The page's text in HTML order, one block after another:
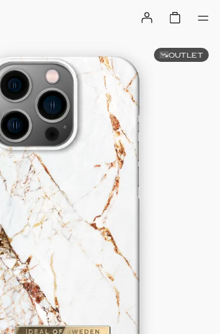
OUTLET